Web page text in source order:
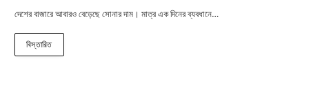
দেশের বাজারে আবারও বেড়েছে সোনার দাম। মাত্র এক দিনের ব্যবধানে…
বিস্তারিত